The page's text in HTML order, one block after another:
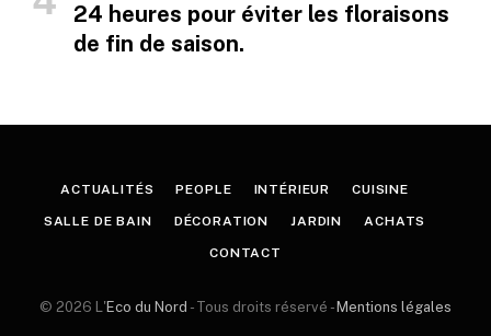
24 heures pour éviter les floraisons
de fin de saison.
ACTUALITÉS PEOPLE INTÉRIEUR CUISINE
SALLE DE BAIN DÉCORATION JARDIN ACHATS
CONTACT
© 2026 L'Eco du Nord - Tous droits réservé - Mentions légales